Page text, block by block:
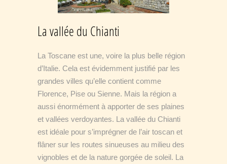
La vallée du Chianti
La Toscane est une, voire la plus belle région
d’Italie. Cela est évidemment justifié par les
grandes villes qu’elle contient comme
Florence, Pise ou Sienne. Mais la région a
aussi énormément à apporter de ses plaines
et vallées verdoyantes. La vallée du Chianti
est idéale pour s’imprégner de l’air toscan et
flâner sur les routes sinueuses au milieu des
vignobles et de la nature gorgée de soleil. La